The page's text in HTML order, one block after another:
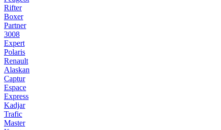
Rifter
Boxer
Partner
3008
Expert
Polaris
Renault
Alaskan
Captur
Espace
Express
Kadjar
Trafic
Master